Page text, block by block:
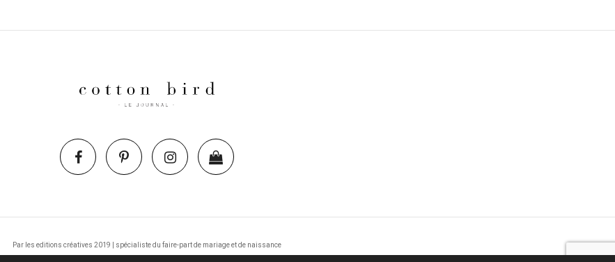
Par les editions créatives 2019 | spécialiste du faire-part de mariage et de naissance